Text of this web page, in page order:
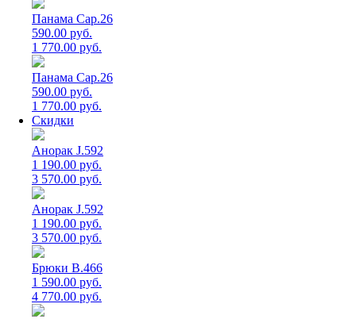
Панама Cap.26
590.00 руб.
1 770.00 руб.
Панама Cap.26
590.00 руб.
1 770.00 руб.
Скидки
Анорак J.592
1 190.00 руб.
3 570.00 руб.
Анорак J.592
1 190.00 руб.
3 570.00 руб.
Брюки B.466
1 590.00 руб.
4 770.00 руб.